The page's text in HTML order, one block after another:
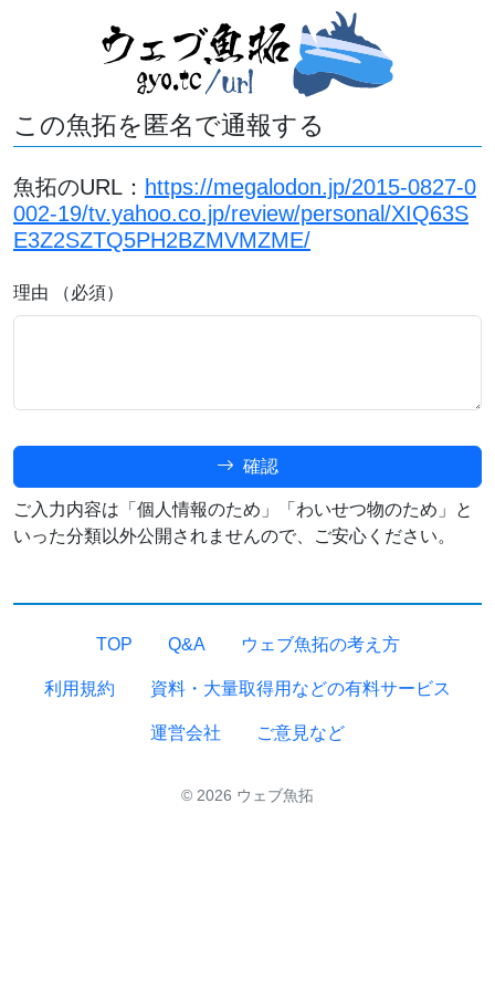
この魚拓を匿名で通報する
魚拓のURL： https://megalodon.jp/2015-0827-0
002-19/tv.yahoo.co.jp/review/personal/XIQ63S
E3Z2SZTQ5PH2BZMVMZME/
理由 （必須）
確認
ご入力内容は「個人情報のため」「わいせつ物のため」と
いった分類以外公開されませんので、ご安心ください。
TOP Q&A ウェブ魚拓の考え方
利用規約 資料・大量取得用などの有料サービス
運営会社 ご意見など
© 2026 ウェブ魚拓